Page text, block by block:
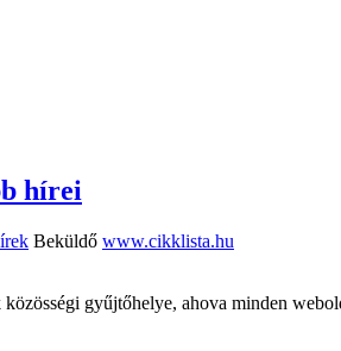
hírei
Beküldő www.cikklista.hu
gyűjtőhelye, ahova minden